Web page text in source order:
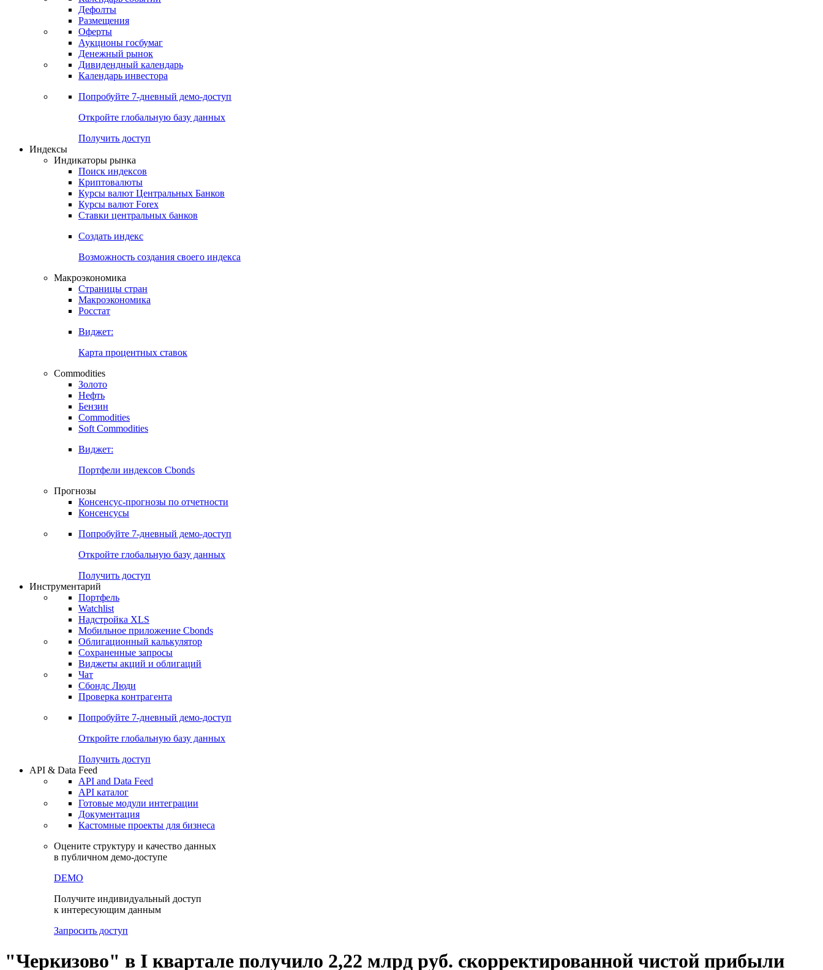
Получить доступ
Календарь
Календарь событий
Дефолты
Размещения
Оферты
Аукционы госбумаг
Денежный рынок
Дивидендный календарь
Календарь инвестора
Попробуйте7-дневный
Получить доступ
Индикаторы рынка
Поиск индексов
Криптовалюты
Курсы валют Центральных Банков
Курсы валют Forex
Ставки центральных банков
Создать индекс
Возможность создания своего индекса
Макроэкономика
Страницы стран
Макроэкономика
Росстат
Виджет:
Карта процентных ставок
Commodities
Золото
Нефть
Бензин
Commodities
Soft Commodities
Виджет:
Портфели индексов Cbonds
Прогнозы
Консенсус-прогнозы по отчетности
Консенсусы
Попробуйте7-дневный
Откройте глобальную базу данных
Получить доступ
Инструментарий
Портфель
Watchlist
Надстройка XLS
Мобильное приложение Cbonds
Облигационный калькулятор
Сохраненные запросы
Виджеты акций и облигаций
Чат
Сбондс Люди
Проверка контрагента
Попробуйте7-дневный
Откройте глобальную базу данных
Получить доступ
API & Data Feed
API and Data Feed
API каталог
Документация
Кастомные проекты для бизнеса
Оцените структуру и качество данных
в публичном демо-доступе
DEMO
Получите индивидуальный доступ